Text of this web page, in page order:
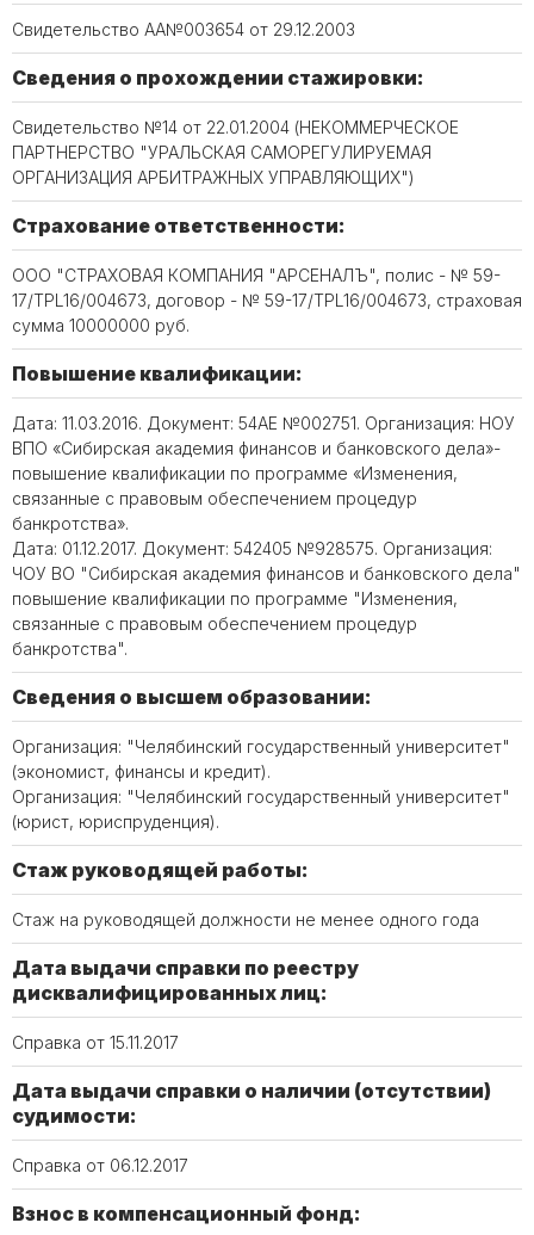
Свидетельство АА№003654 от 29.12.2003
Сведения о прохождении стажировки:
Свидетельство №14 от 22.01.2004 (НЕКОММЕРЧЕСКОЕ
ПАРТНЕРСТВО "УРАЛЬСКАЯ САМОРЕГУЛИРУЕМАЯ
ОРГАНИЗАЦИЯ АРБИТРАЖНЫХ УПРАВЛЯЮЩИХ")
Страхование ответственности:
ООО "СТРАХОВАЯ КОМПАНИЯ "АРСЕНАЛЪ", полис - № 59-
17/TPL16/004673, договор - № 59-17/TPL16/004673, страховая
сумма 10000000 руб.
Повышение квалификации:
Дата: 11.03.2016. Документ: 54АЕ №002751. Организация: НОУ
ВПО «Сибирская академия финансов и банковского дела»-
повышение квалификации по программе «Изменения,
связанные с правовым обеспечением процедур
банкротства».
Дата: 01.12.2017. Документ: 542405 №928575. Организация:
ЧОУ ВО "Сибирская академия финансов и банковского дела"
повышение квалификации по программе "Изменения,
связанные с правовым обеспечением процедур
банкротства".
Сведения о высшем образовании:
Организация: "Челябинский государственный университет"
(экономист, финансы и кредит).
Организация: "Челябинский государственный университет"
(юрист, юриспруденция).
Стаж руководящей работы:
Стаж на руководящей должности не менее одного года
Дата выдачи справки по реестру
дисквалифицированных лиц:
Справка от 15.11.2017
Дата выдачи справки о наличии (отсутствии)
судимости:
Справка от 06.12.2017
Взнос в компенсационный фонд: